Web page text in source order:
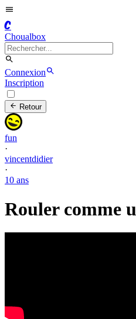
C
Choualbox
Connexion
Inscription
Retour
fun
·
vincentdidier
·
10 ans
Rouler comme